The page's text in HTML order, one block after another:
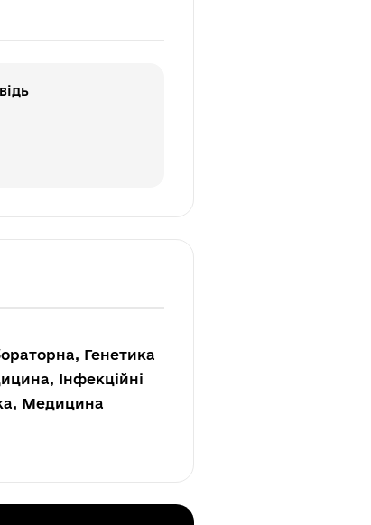
Генетика
Інфекційні
Медицина